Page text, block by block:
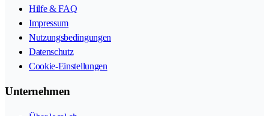
Hilfe & FAQ
Impressum
Nutzungsbedingungen
Datenschutz
Cookie-Einstellungen
Unternehmen